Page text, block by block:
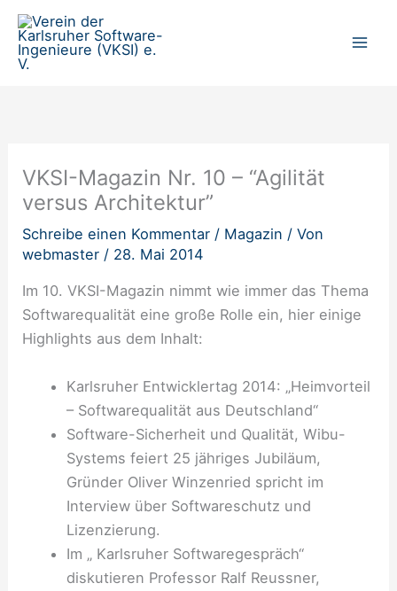
Zum
Inhalt
springen
VKSI-Magazin Nr. 10 – “Agilität
versus Architektur”
Schreibe einen Kommentar / Magazin / Von
webmaster / 28. Mai 2014
Im 10. VKSI-Magazin nimmt wie immer das Thema
Softwarequalität eine große Rolle ein, hier einige
Highlights aus dem Inhalt:
Karlsruher Entwicklertag 2014: „Heimvorteil
– Softwarequalität aus Deutschland“
Software-Sicherheit und Qualität, Wibu-
Systems feiert 25 jähriges Jubiläum,
Gründer Oliver Winzenried spricht im
Interview über Softwareschutz und
Lizenzierung.
Im „ Karlsruher Softwaregespräch“
diskutieren Professor Ralf Reussner,